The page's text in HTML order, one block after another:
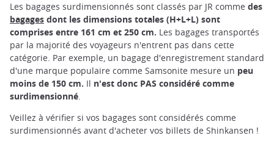
Les bagages surdimensionnés sont classés par JR comme des
bagages dont les dimensions totales (H+L+L) sont
comprises entre 161 cm et 250 cm. Les bagages transportés
par la majorité des voyageurs n'entrent pas dans cette
catégorie. Par exemple, un bagage d'enregistrement standard
d'une marque populaire comme Samsonite mesure un peu
moins de 150 cm. Il n'est donc PAS considéré comme
surdimensionné.
Veillez à vérifier si vos bagages sont considérés comme
surdimensionnés avant d'acheter vos billets de Shinkansen !